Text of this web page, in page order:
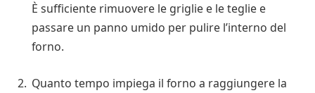
È sufficiente rimuovere le griglie e le teglie e
passare un panno umido per pulire l’interno del
forno.
Quanto tempo impiega il forno a raggiungere la